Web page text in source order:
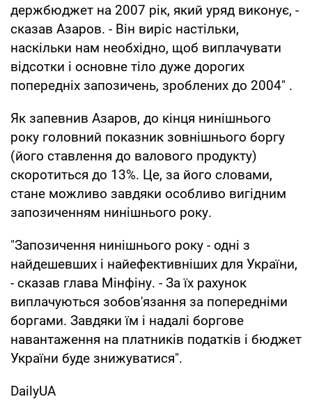
держбюджет на 2007 рік, який уряд виконує, -
сказав Азаров. - Він виріс настільки,
наскільки нам необхідно, щоб виплачувати
відсотки і основне тіло дуже дорогих
попередніх запозичень, зроблених до 2004" .
Як запевнив Азаров, до кінця нинішнього
року головний показник зовнішнього боргу
(його ставлення до валового продукту)
скоротиться до 13%. Це, за його словами,
стане можливо завдяки особливо вигідним
запозиченням нинішнього року.
"Запозичення нинішнього року - одні з
найдешевших і найефективніших для України,
- сказав глава Мінфіну. - За їх рахунок
виплачуються зобов'язання за попередніми
боргами. Завдяки їм і надалі боргове
навантаження на платників податків і бюджет
України буде знижуватися".
DailyUA